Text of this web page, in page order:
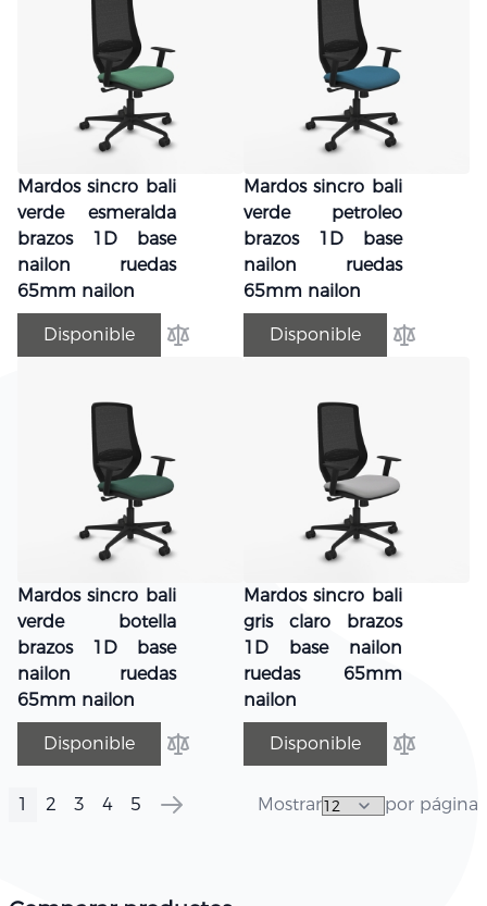
Mardos sincro bali
verde esmeralda
brazos 1D base
nailon ruedas
65mm nailon
Disponible
Añadir para comparar
Mardos sincro bali
verde petroleo
brazos 1D base
nailon ruedas
65mm nailon
Disponible
Añadir
Mardos sincro bali
verde botella
brazos 1D base
nailon ruedas
65mm nailon
Disponible
Añadir para comparar
Mardos sincro bali
gris claro brazos
1D base nailon
ruedas 65mm
nailon
Disponible
Añadir
Página
Actualmente estás leyendo página
1
Página
2
Página
3
Página
4
Página
5
Página
Siguiente
Mostrar por página